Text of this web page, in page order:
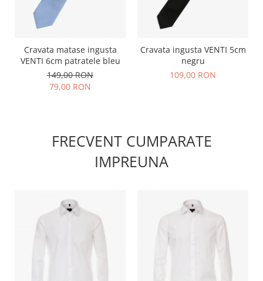
Cravata matase ingusta
VENTI 6cm patratele bleu
149,00 RON
79,00 RON
Cravata ingusta VENTI 5cm
negru
109,00 RON
FRECVENT CUMPARATE
IMPREUNA